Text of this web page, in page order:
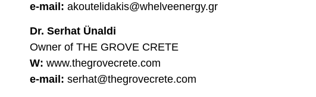
e-mail: akoutelidakis@whelveenergy.gr
Dr. Serhat Ünaldi
Owner of THE GROVE CRETE
W: www.thegrovecrete.com
e-mail: serhat@thegrovecrete.com